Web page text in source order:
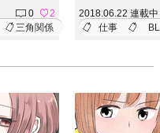
からない
２４才を
0
2
三角関係
代わりでカメラ
流石の洵もどうな
ものだが。人間
2018.06.22 連載
仕事
BL